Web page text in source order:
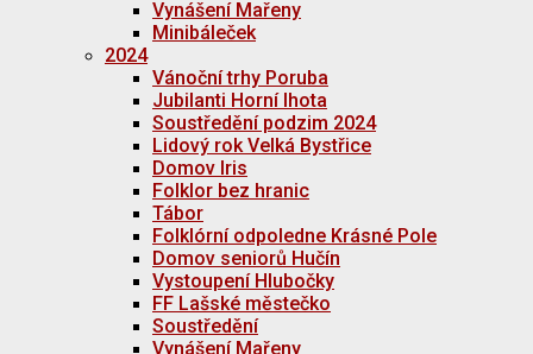
Vynášení Mařeny
Minibáleček
2024
Vánoční trhy Poruba
Jubilanti Horní lhota
Soustředění podzim 2024
Lidový rok Velká Bystřice
Domov Iris
Folklor bez hranic
Tábor
Folklórní odpoledne Krásné Pole
Domov seniorů Hučín
Vystoupení Hlubočky
FF Lašské městečko
Soustředění
Vynášení Mařeny